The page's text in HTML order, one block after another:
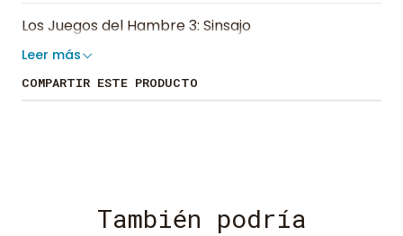
Los Juegos del Hambre 3: Sinsajo
Leer más
COMPARTIR ESTE PRODUCTO
También podría